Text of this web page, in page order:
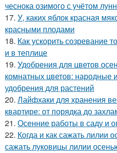
чеснока озимого с учётом
17. У, каких яблок красная
красными плодами
18. Как ускорить созревание
и в теплице
19. Удобрения для цветов
комнатных цветов:
удобрения для растений
20. Лайфхаки для хранения
квартире: от порядка до
21. Осенние работы в саду и
22. Когда и как сажать лилии
сажать луковицы лилии